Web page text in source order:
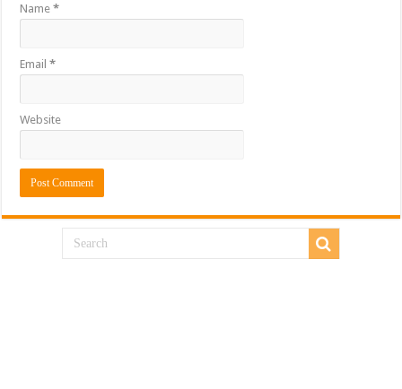
Name*
Email*
Website